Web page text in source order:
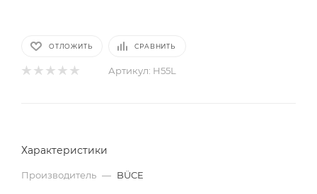
ОТЛОЖИТЬ СРАВНИТЬ
Артикул: H55L
Характеристики
Производитель — BÜCE